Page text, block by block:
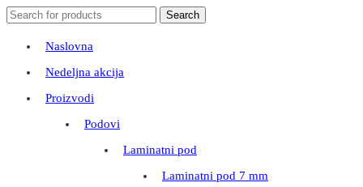
Search
for:
Search
Naslovna
Nedeljna akcija
Proizvodi
Podovi
Laminatni pod
Laminatni pod 7 mm